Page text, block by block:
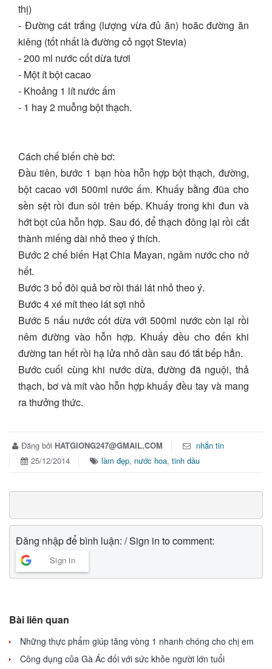
thị)
- Đường cát trắng (lượng vừa đủ ăn) hoăc đường ăn
kiêng (tốt nhất là đường cỏ ngọt Stevia)
- 200 ml nước cốt dừa tươi
- Một ít bột cacao
- Khoảng 1 lít nước ấm
- 1 hay 2 muỗng bột thạch.
Cách chế biến chè bơ:
Đầu tiên, bước 1 bạn hòa hỗn hợp bột thạch, đường,
bột cacao với 500ml nước ấm. Khuấy bằng đũa cho
sền sệt rồi đun sôi trên bếp. Khuấy trong khi đun và
hớt bọt của hỗn hợp. Sau đó, để thạch đông lại rồi cắt
thành miếng dài nhỏ theo ý thích.
Bước 2 chế biến Hạt Chia Mayan, ngâm nước cho nở
hết.
Bước 3 bổ đôi quả bơ rồi thái lát nhỏ theo ý.
Bước 4 xé mít theo lát sợi nhỏ
Bước 5 nấu nước cốt dừa với 500ml nước còn lại rồi
nêm đường vào hỗn hợp. Khuấy đều cho đến khi
đường tan hết rồi hạ lửa nhỏ dần sau đó tắt bếp hẳn.
Bước cuối cùng khi nước dừa, đường đã nguội, thả
thạch, bơ và mít vào hỗn hợp khuấy đều tay và mang
ra thưởng thức.
Đăng bởi HATGIONG247@GMAIL.COM
nhắn tin
25/12/2014
làm đẹp, nước hoa, tinh dầu
Đăng nhập để bình luận: / Sign in to comment:
Sign in
Bài liên quan
Những thực phẩm giúp tăng vòng 1 nhanh chóng cho chị em
Công dụng của Gà Ác đối với sức khỏe người lớn tuổi